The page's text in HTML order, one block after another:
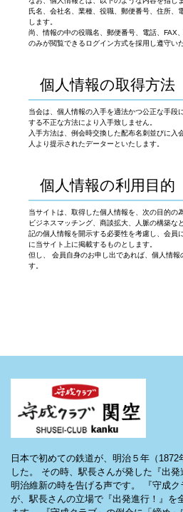
氏名、会社名、業種、役職、郵便番号、住所、
します。
尚、情報の中の役職名、郵便番号、電話、FAX
のみが閲覧できるログイン方式を採用し遵守い
個人情報の取得方法
当会は、個人情報の入手を適法かつ公正な手段
する不正な方法により入手致しません。
入手方法は、例会時交換した配布名刺並びに入
人より提示されたデーターといたします。
個人情報の利用目的
当サイトは、取得した個人情報を、次の目的の
ビジネスマッチング、商談拡大、人脈の構築な
記の個人情報を開示する必要性を考慮し、会員
に当サイト上に掲載するものとします。
但し、 会員自身のお申し出であれば、個人情報
す。
日本で初めての鉄道が、明治５年（
した。 その時、駅長さんが発した『出発
明治維新の時を告げる声です。 『守成
が、駅長さんの立場で『出発進行！』を